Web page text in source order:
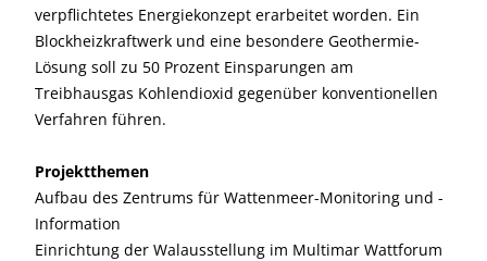
verpflichtetes Energiekonzept erarbeitet worden. Ein
Blockheizkraftwerk und eine besondere Geothermie-
Lösung soll zu 50 Prozent Einsparungen am
Treibhausgas Kohlendioxid gegenüber konventionellen
Verfahren führen.
Projektthemen
Aufbau des Zentrums für Wattenmeer-Monitoring und -
Information
Einrichtung der Walausstellung im Multimar Wattforum